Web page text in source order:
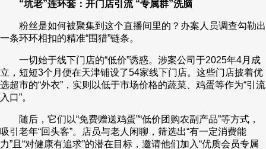
“坑老”连环套：开门店引流 “专属群”洗脑
粉丝是如何被聚集到这个直播间里的？办案人员调查勾勒出
一条环环相扣的精准“围猎”链条。
一切始于线下门店的“低价”诱惑。涉案公司于2025年4月成
立，短短3个月便在天津铺设了54家线下门店。这些门店披着优
选超市的“外衣”，实则以低于市场价格的蔬菜、鸡蛋等作为“引流
入口”。
随后，它们以“免费赠送鸡蛋”“低价团购农副产品”等方式，
吸引老年“回头客”。店员与老人闲聊，筛选出“有一定消费能
力”且“对健康有追求”的潜在目标，邀请他们加入“优质会员专属